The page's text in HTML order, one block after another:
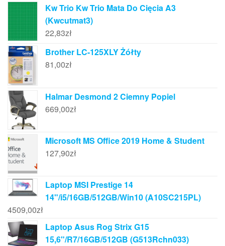
Kw Trio Kw Trio Mata Do Cięcia A3
(Kwcutmat3)
22,83zł
Brother LC-125XLY Żółty
81,00zł
Halmar Desmond 2 Ciemny Popiel
669,00zł
Microsoft MS Office 2019 Home & Student
127,90zł
Laptop MSI Prestige 14
14"/i5/16GB/512GB/Win10 (A10SC215PL)
4509,00zł
Laptop Asus Rog Strix G15
15,6"/R7/16GB/512GB (G513Rchn033)